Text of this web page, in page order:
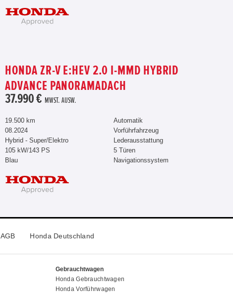
HONDA ZR-V E:HEV 2.0 I-MMD HYBRID
ADVANCE PANORAMADACH
37.990 € MWST. AUSW.
19.500 km
08.2024
Hybrid - Super/Elektro
105 kW/143 PS
Blau
Automatik
Vorführfahrzeug
Lederausstattung
5 Türen
Navigationssystem
AGB Honda Deutschland
Gebrauchtwagen
Honda Gebrauchtwagen
Honda Vorführwagen